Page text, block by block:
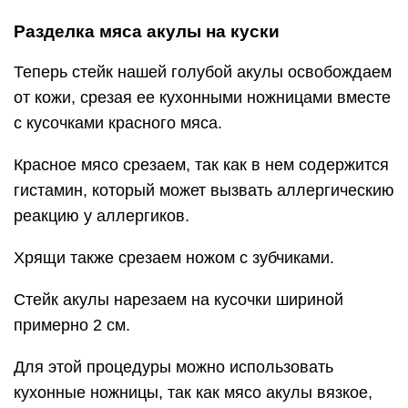
Разделка мяса акулы на куски
Теперь стейк нашей голубой акулы освобождаем
от кожи, срезая ее кухонными ножницами вместе
с кусочками красного мяса.
Красное мясо срезаем, так как в нем содержится
гистамин, который может вызвать аллергическию
реакцию у аллергиков.
Хрящи также срезаем ножом с зубчиками.
Стейк акулы нарезаем на кусочки шириной
примерно 2 см.
Для этой процедуры можно использовать
кухонные ножницы, так как мясо акулы вязкое,